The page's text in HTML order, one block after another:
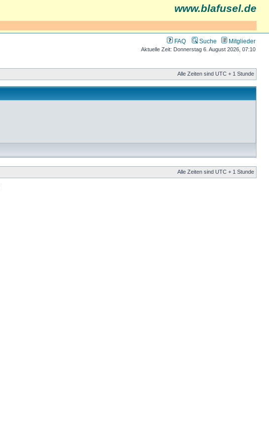
www.blafusel.de
FAQ Suche Mitglieder
Aktuelle Zeit: Donnerstag 6. August 2026, 07:10
Alle Zeiten sind UTC + 1 Stunde
Alle Zeiten sind UTC + 1 Stunde